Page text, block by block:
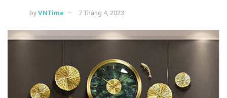
by VNTime 7 Tháng 4, 2023